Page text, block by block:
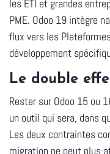
les ETI et grandes
PME. Odoo 19 intègre
flux vers les
développement
Le double
Rester sur Odoo 15 ou
un outil qui sera, dans
Les deux contraintes
migration ne peut plus